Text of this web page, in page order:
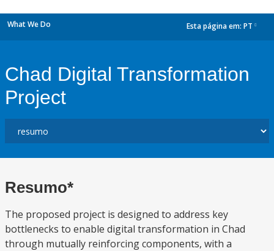
What We Do Esta página em: PT
Chad Digital Transformation
Project
Resumo*
The proposed project is designed to address key
bottlenecks to enable digital transformation in Chad
through mutually reinforcing components, with a